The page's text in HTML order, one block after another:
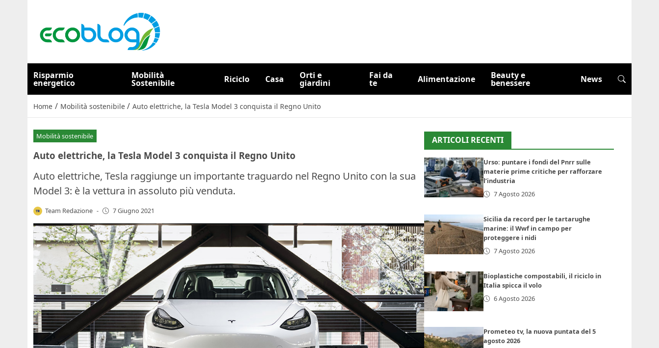
Risparmio
energetico
Mobilità
Sostenibile Riciclo Casa Orti e
giardini
Fai da
te Alimentazione Beauty e
benessere News
Home / Mobilità sostenibile / Auto elettriche, la Tesla Model 3 conquista il Regno Unito
Mobilità sostenibile
Auto elettriche, la Tesla Model 3 conquista il Regno Unito
Auto elettriche, Tesla raggiunge un importante traguardo nel Regno Unito con la sua
Model 3: è la vettura in assoluto più venduta.
Team Redazione - 7 Giugno 2021
ARTICOLI RECENTI
Urso: puntare i fondi del Pnrr sulle
materie prime critiche per rafforzare
l’industria
7 Agosto 2026
Sicilia da record per le tartarughe
marine: il Wwf in campo per
proteggere i nidi
7 Agosto 2026
Bioplastiche compostabili, il riciclo in
Italia spicca il volo
6 Agosto 2026
Prometeo tv, la nuova puntata del 5
agosto 2026